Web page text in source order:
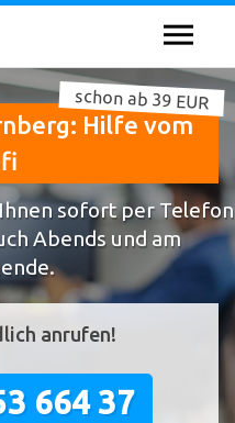
Hilfe vom
schon ab 39 EUR
sofort per Telefon
Abends und am
anrufen!
664 37